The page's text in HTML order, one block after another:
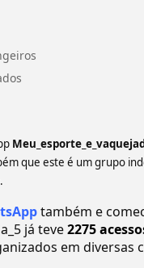
que este é um grupo
também e
já teve2275
em diversas